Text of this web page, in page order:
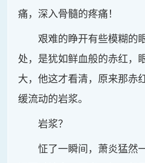
痛，深入骨髓的疼痛！
艰难的睁开有些模糊的
处，是犹如鲜血般的赤红，
大，他这才看清，原来那赤
缓流动的岩浆。
岩浆？
怔了一瞬间，萧炎猛然